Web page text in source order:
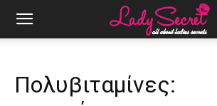
Πολυβιταμίνες: